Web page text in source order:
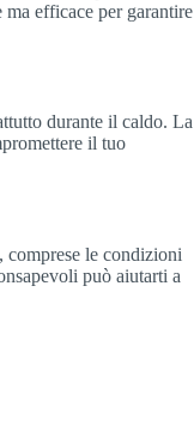
efficace per garantire
durante il caldo. La
il tuo
comprese le condizioni
può aiutarti a